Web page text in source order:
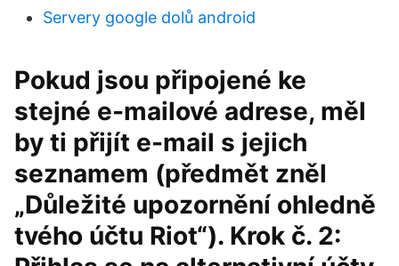
Servery google dolů android
Pokud jsou připojené ke
stejné e-mailové adrese, měl
by ti přijít e-mail s jejich
seznamem (předmět zněl
„Důležité upozornění ohledně
tvého účtu Riot“). Krok č. 2: